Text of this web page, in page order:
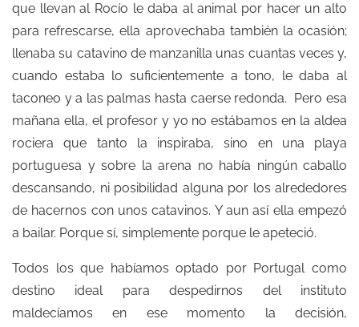
que llevan al Rocío le daba al animal por hacer un alto
para refrescarse, ella aprovechaba también la ocasión;
llenaba su catavino de manzanilla unas cuantas veces y,
cuando estaba lo suficientemente a tono, le daba al
taconeo y a las palmas hasta caerse redonda. Pero esa
mañana ella, el profesor y yo no estábamos en la aldea
rociera que tanto la inspiraba, sino en una playa
portuguesa y sobre la arena no había ningún caballo
descansando, ni posibilidad alguna por los alrededores
de hacernos con unos catavinos. Y aun así ella empezó
a bailar. Porque sí, simplemente porque le apeteció.
Todos los que habíamos optado por Portugal como
destino ideal para despedirnos del instituto
maldecíamos en ese momento la decisión,